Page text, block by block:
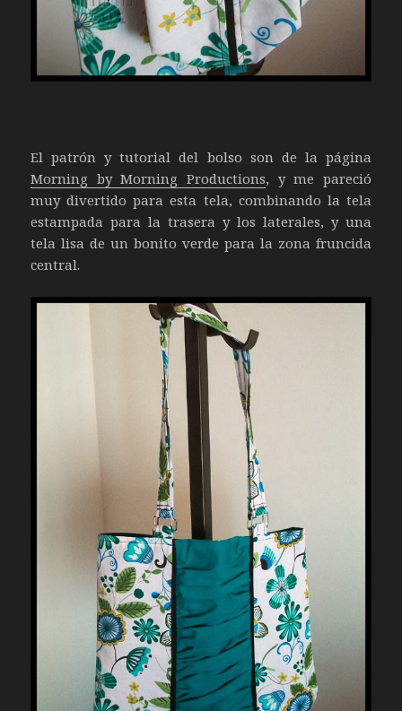
El patrón y tutorial del bolso son de la página
Morning by Morning Productions, y me pareció
muy divertido para esta tela, combinando la tela
estampada para la trasera y los laterales, y una
tela lisa de un bonito verde para la zona fruncida
central.